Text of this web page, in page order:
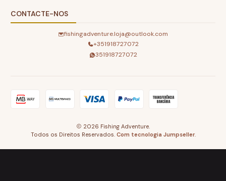
CONTACTE-NOS
fishingadventure.loja@outlook.com
+351918727072
351918727072
2026 Fishing Adventure.
Todos os Direitos Reservados. Com tecnologia Jumpseller.